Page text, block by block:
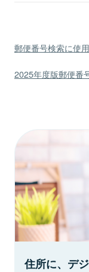
郵便番号検索に使
2025年度版郵便番
住所に、デ